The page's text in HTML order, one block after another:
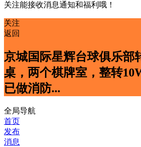
关注能接收消息通知和福利哦！
关注
返回
京城国际星辉台球俱乐部
桌，两个棋牌室，整转
已做消防...
全局导航
首页
发布
消息